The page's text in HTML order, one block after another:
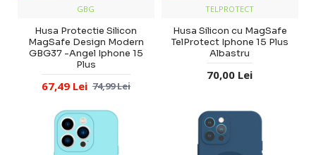
GBG
Husa Protectie Silicon
MagSafe Design Modern
GBG37 -Angel Iphone 15
Plus
67,49 Lei 74,99 Lei
TELPROTECT
Husa Silicon cu MagSafe
TelProtect Iphone 15 Plus
Albastru
70,00 Lei